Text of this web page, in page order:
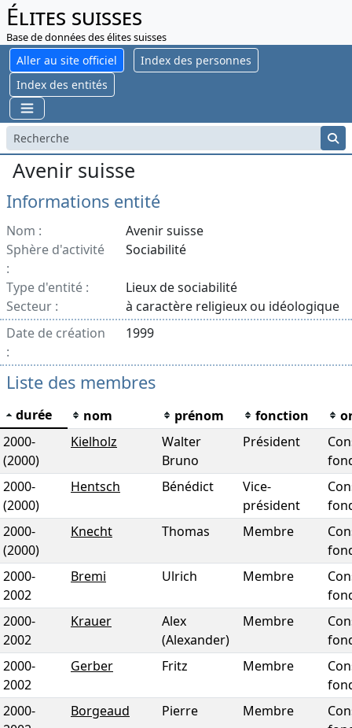
Élites suisses
Base de données des élites suisses
Aller au site officiel
Index des personnes
Index des entités
Avenir suisse
Informations entité
Nom :
Avenir suisse
Sphère d'activité
:
Sociabilité
Type d'entité :
Lieux de sociabilité
Secteur :
à caractère religieux ou idéologique
Date de création
:
1999
Liste des membres
durée nom prénom fonction
2000-
(2000)
Kielholz
Walter
Bruno
Président
2000-
(2000)
Hentsch Bénédict
Vice-
président
2000-
(2000)
Knecht Thomas Membre
2000-
2002
Bremi Ulrich Membre
2000-
2002
Krauer
Alex
(Alexander)
Membre
2000-
2002
Gerber Fritz Membre
2000-
Borgeaud Pierre Membre